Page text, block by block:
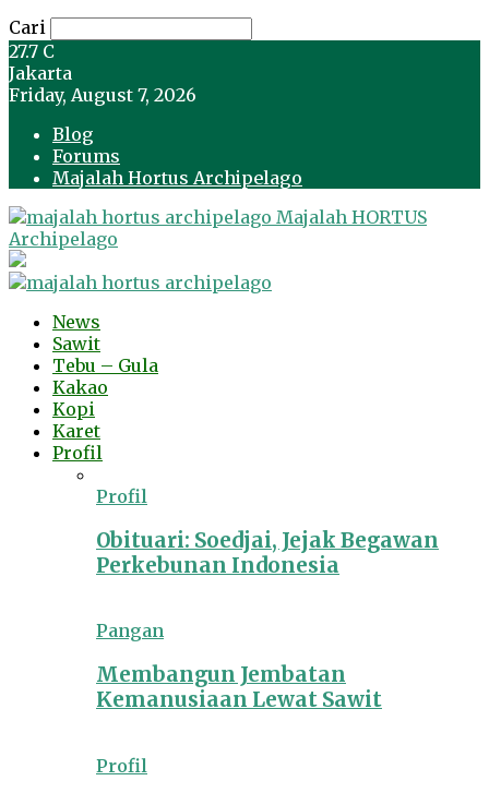
Cari
27.7 C
Jakarta
Friday, August 7, 2026
Blog
Forums
Majalah Hortus Archipelago
Majalah HORTUS
Archipelago
News
Sawit
Tebu – Gula
Kakao
Kopi
Karet
Profil
Profil
Obituari: Soedjai, Jejak Begawan
Perkebunan Indonesia
Pangan
Membangun Jembatan
Kemanusiaan Lewat Sawit
Profil